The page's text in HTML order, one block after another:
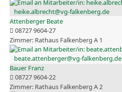
heike.albrecht@vg-falkenberg.de
Attenberger Beate
08727 9604-27
Rathaus Falkenberg A 1
beate.attenberger@vg-falkenberg.de
Bauer Franz
08727 9604-22
Rathaus Falkenberg A 2